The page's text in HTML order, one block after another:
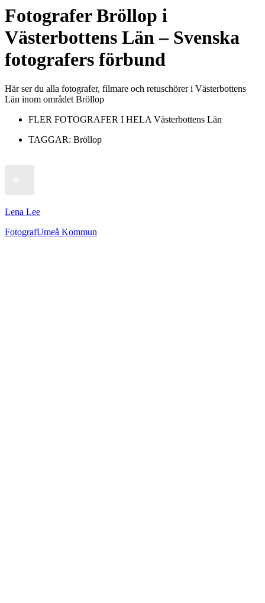
FotograferBröllop i
Västerbottens Län– Svenska
fotografers förbund
Här ser du alla fotografer, filmare och retuschörer i Västerbottens
Län inom området Bröllop
FLER FOTOGRAFER I HELA Västerbottens Län
TAGGAR: Bröllop
Lena Lee
FotografUmeå Kommun